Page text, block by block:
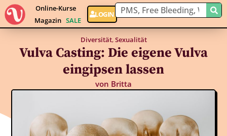
Online-Kurse
Magazin SALE
LOGIN
Diversität,Sexualität
Vulva Casting: Die eigene Vulva
eingipsen lassen
von Britta